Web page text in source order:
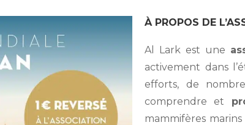
À PROPOS DE
Al Lark est une
activement dans
efforts, de
comprendre et
mammifères